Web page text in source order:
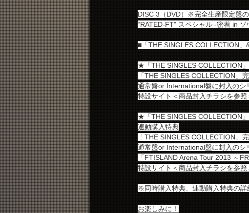
DISC 3（DVD）※完全生産限定盤
“RATED-FT” スペシャル -密着 in
■「THE SINGLES COLLECTION
★「THE SINGLES COLLECTION
「THE SINGLES COLLECTION」
通常盤or International盤に封入の
特設サイト＜商品封入チラシを参
★「THE SINGLES COLLECTION
連動購入特典
「THE SINGLES COLLECTION」
通常盤or International盤に封入のシ
「FTISLAND Arena Tour 2013 ～
特設サイト＜商品封入チラシを参
※同時購入特典、連動購入特典の詳
お楽しみに！